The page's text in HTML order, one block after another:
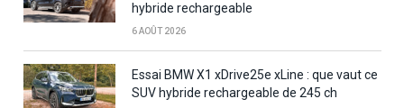
hybride rechargeable
6 AOÛT 2026
Essai BMW X1 xDrive25e xLine : que vaut ce
SUV hybride rechargeable de 245 ch